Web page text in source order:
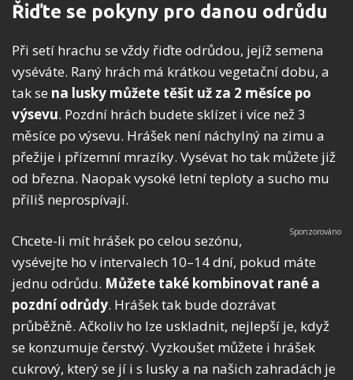
Řiďte se pokyny pro danou odrůdu
Při setí hrachu se vždy řiďte odrůdou, jejíž semena
vyséváte. Raný hrách má krátkou vegetační dobu, a
tak se na lusky můžete těšit už za 2 měsíce po
výsevu. Pozdní hrách budete sklízet i více než 3
měsíce po výsevu. Hrášek není náchylný na zimu a
přežije i přízemní mrazíky. Vysévat ho tak můžete již
od března. Naopak vysoké letní teploty a sucho mu
příliš neprospívají.
Chcete-li mít hrášek po celou sezónu,
vysévejte ho v intervalech 10–14 dní, pokud máte
jednu odrůdu. Můžete také kombinovat rané a
pozdní odrůdy. Hrášek tak bude dozrávat
průběžně. Ačkoliv ho lze uskladnit, nejlepší je, když
se konzumuje čerstvý. Vyzkoušet můžete i hrášek
cukrový, který se jí i s lusky a na našich zahradách je